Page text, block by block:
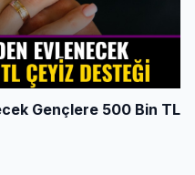
Gençlere 500 Bin TL